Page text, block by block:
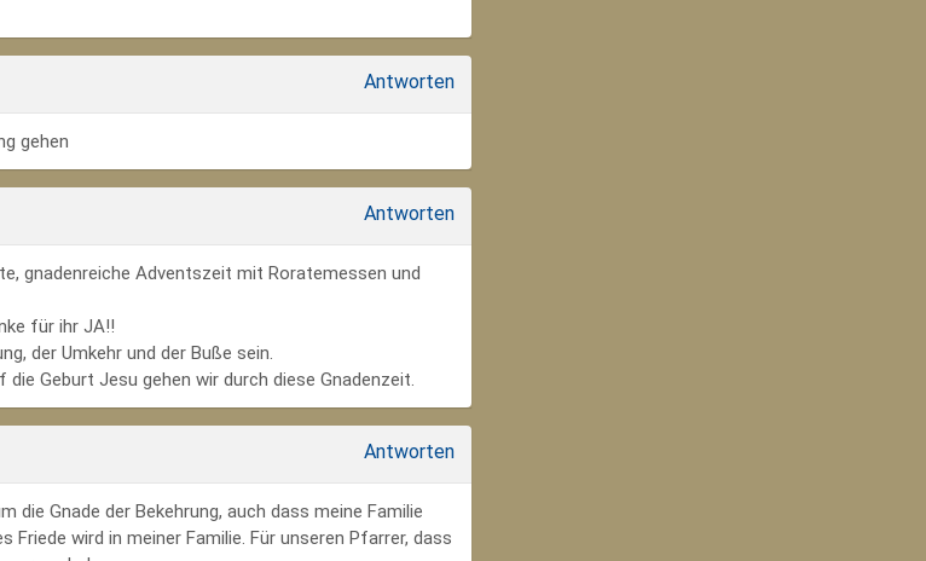
Antworten
gehen
Antworten
gnadenreiche Adventszeit mit Roratemessen und
für ihr JA!!
der Umkehr und der Buße sein.
Geburt Jesu gehen wir durch diese Gnadenzeit.
Antworten
die Gnade der Bekehrung, auch dass meine Familie
Friede wird in meiner Familie. Für unseren Pfarrer, dass